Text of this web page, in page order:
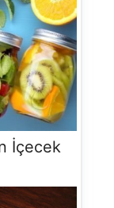
İçecek